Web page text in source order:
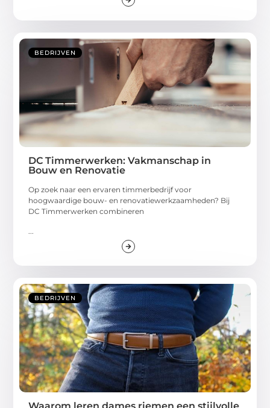
BEDRIJVEN
DC Timmerwerken: Vakmanschap in
Bouw en Renovatie
Op zoek naar een ervaren timmerbedrijf voor
hoogwaardige bouw- en renovatiewerkzaamheden? Bij
DC Timmerwerken combineren
BEDRIJVEN